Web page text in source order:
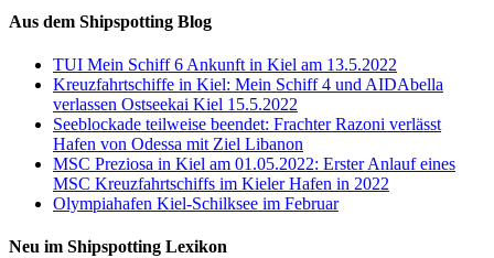
Aus dem Shipspotting Blog
TUI Mein Schiff 6 Ankunft in Kiel am 13.5.2022
Kreuzfahrtschiffe in Kiel: Mein Schiff 4 und AIDAbella
verlassen Ostseekai Kiel 15.5.2022
Seeblockade teilweise beendet: Frachter Razoni verlässt
Hafen von Odessa mit Ziel Libanon
MSC Preziosa in Kiel am 01.05.2022: Erster Anlauf eines
MSC Kreuzfahrtschiffs im Kieler Hafen in 2022
Olympiahafen Kiel-Schilksee im Februar
Neu im Shipspotting Lexikon